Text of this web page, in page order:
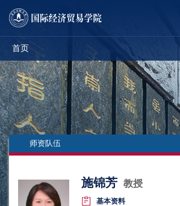
首页
师资队伍
施锦芳 教授
基本资料